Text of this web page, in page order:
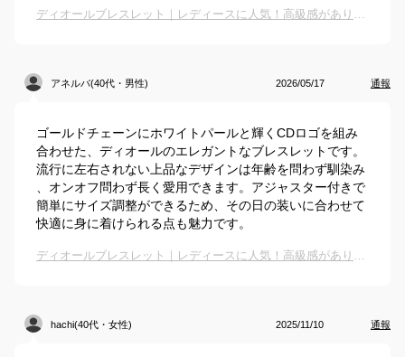
ディオールブレスレット｜レディースに人気！高級感がありおしゃれなアクセサリーのおすすめは？
アネルバ(40代・男性) 2026/05/17 通報
ゴールドチェーンにホワイトパールと輝くCDロゴを組み
合わせた、ディオールのエレガントなブレスレットです。
流行に左右されない上品なデザインは年齢を問わず馴染み
、オンオフ問わず長く愛用できます。アジャスター付きで
簡単にサイズ調整ができるため、その日の装いに合わせて
快適に身に着けられる点も魅力です。
ディオールブレスレット｜レディースに人気！高級感がありおしゃれなアクセサリーのおすすめは？
hachi(40代・女性) 2025/11/10 通報